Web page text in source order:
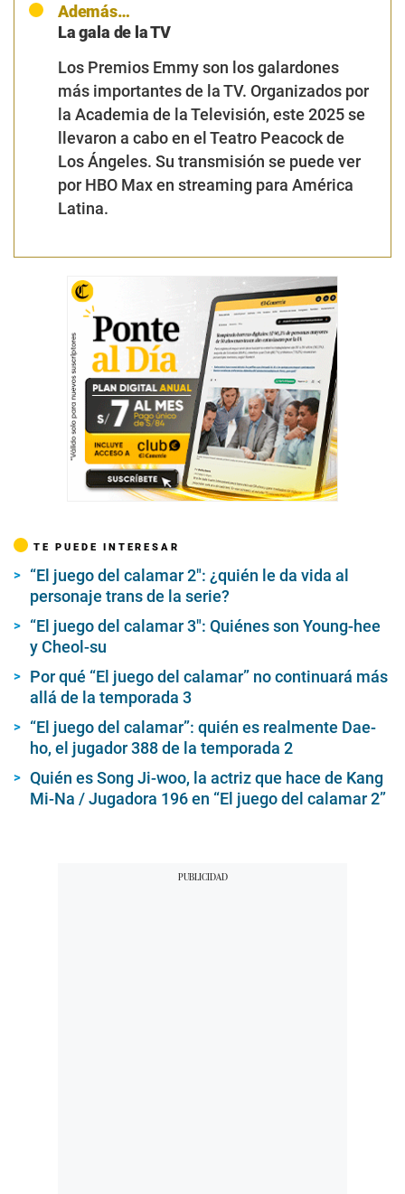
Además…
La gala de la TV
Los Premios Emmy son los galardones
más importantes de la TV. Organizados por
la Academia de la Televisión, este 2025 se
llevaron a cabo en el Teatro Peacock de
Los Ángeles. Su transmisión se puede ver
por HBO Max en streaming para América
Latina.
TE PUEDE INTERESAR
“El juego del calamar 2″: ¿quién le da vida al
personaje trans de la serie?
“El juego del calamar 3″: Quiénes son Young-hee
y Cheol-su
Por qué “El juego del calamar” no continuará más
allá de la temporada 3
“El juego del calamar”: quién es realmente Dae-
ho, el jugador 388 de la temporada 2
Quién es Song Ji-woo, la actriz que hace de Kang
Mi-Na / Jugadora 196 en “El juego del calamar 2”